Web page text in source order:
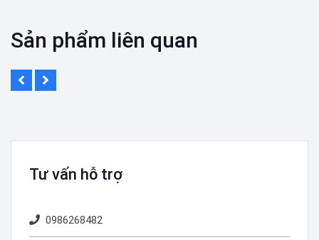
Sản phẩm liên quan
Tư vấn hỗ trợ
0986268482